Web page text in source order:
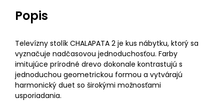
Popis
Televízny stolík CHALAPATA 2 je kus nábytku, ktorý sa
vyznačuje nadčasovou jednoduchosťou. Farby
imitujúce prírodné drevo dokonale kontrastujú s
jednoduchou geometrickou formou a vytvárajú
harmonický duet so širokými možnosťami
usporiadania.